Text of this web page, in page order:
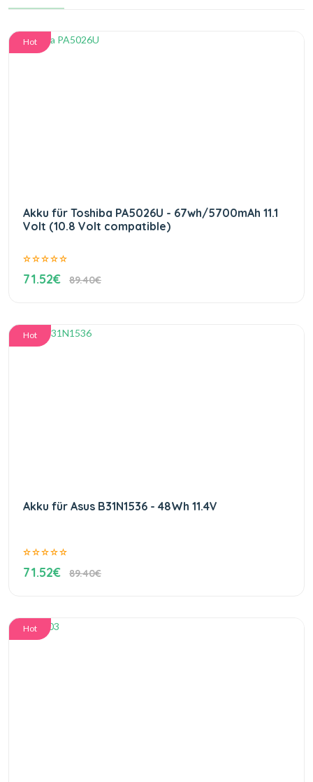
Hot
Akku für Toshiba PA5026U - 67wh/5700mAh 11.1
Volt (10.8 Volt compatible)
71.52€ 89.40€
Hot
Akku für Asus B31N1536 - 48Wh 11.4V
71.52€ 89.40€
Hot